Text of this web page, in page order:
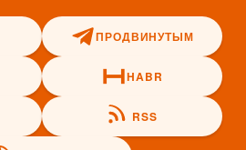
ПРОДВИНУТЫМ
HABR
RSS